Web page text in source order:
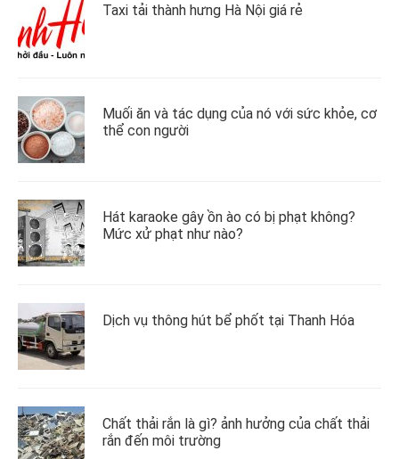
Taxi tải thành hưng Hà Nội giá rẻ
Muối ăn và tác dụng của nó với sức khỏe, cơ
thể con người
Hát karaoke gây ồn ào có bị phạt không?
Mức xử phạt như nào?
Dịch vụ thông hút bể phốt tại Thanh Hóa
Chất thải rắn là gì? ảnh hưởng của chất thải
rắn đến môi trường